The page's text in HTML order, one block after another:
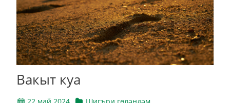
Вакыт куа